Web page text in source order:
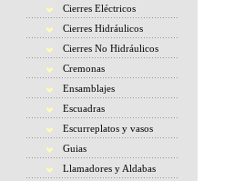
Cierres Eléctricos
Cierres Hidráulicos
Cierres No Hidráulicos
Cremonas
Ensamblajes
Escuadras
Escurreplatos y vasos
Guias
Llamadores y Aldabas